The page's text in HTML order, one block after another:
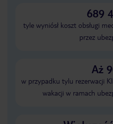
689
tyle wyniósł koszt obsługi
przez
Aż
w przypadku tylu rezerwacji
wakacji w ramach